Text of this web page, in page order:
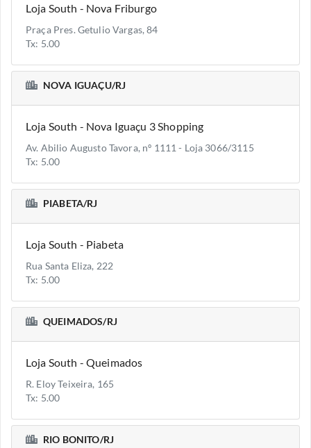
Loja South - Nova Friburgo
Praça Pres. Getulio Vargas, 84
Tx: 5.00
NOVA IGUAÇU/RJ
Loja South - Nova Iguaçu 3 Shopping
Av. Abilio Augusto Tavora, nº 1111 - Loja 3066/3115
Tx: 5.00
PIABETA/RJ
Loja South - Piabeta
Rua Santa Eliza, 222
Tx: 5.00
QUEIMADOS/RJ
Loja South - Queimados
R. Eloy Teixeira, 165
Tx: 5.00
RIO BONITO/RJ